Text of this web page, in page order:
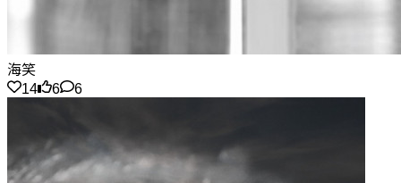
海笑
14
6 6